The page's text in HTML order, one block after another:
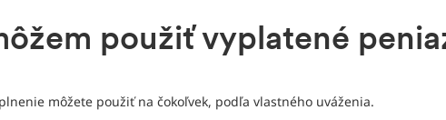
použiť vyplatené
môžete použiť na čokoľvek, podľa vlastného uváženia.